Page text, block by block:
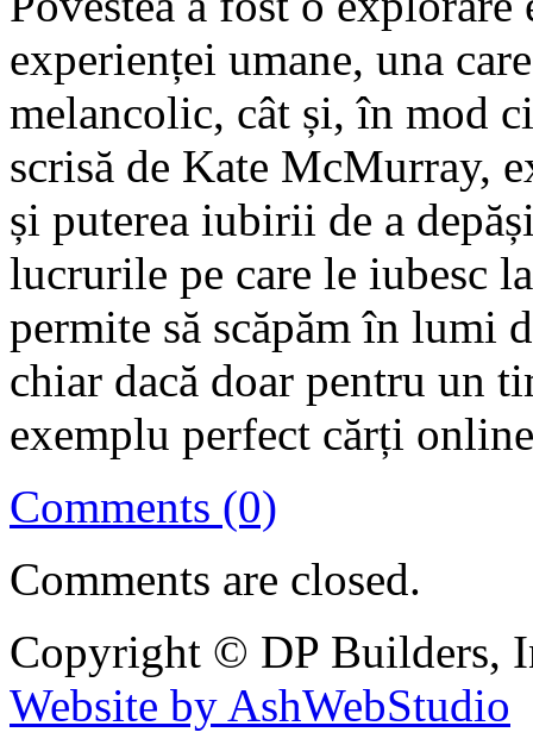
experienței umane, una
melancolic, cât și, în mod
scrisă de Kate McMurray,
și puterea iubirii de a
lucrurile pe care le iubesc
permite să scăpăm în lumi
chiar dacă doar pentru un
exemplu perfect cărți
Comments (0)
Comments are closed.
Copyright © DP Builders,
Website by AshWebStudio